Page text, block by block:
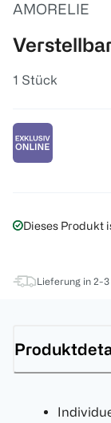
AMORELIE
1 Stück
Dieses Produkt
Lieferung in 2-